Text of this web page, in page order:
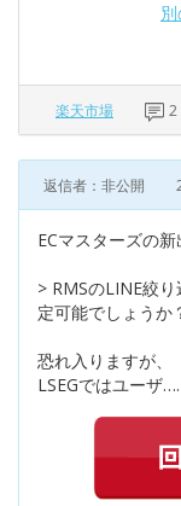
楽天市場 2
返信者：非公開
ECマスターズの新
> RMSのLINE絞
定可能でしょうか
恐れ入りますが、
LSEGではユー